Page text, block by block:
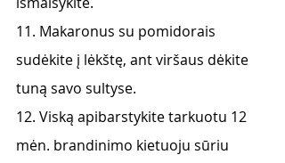
11. Makaronus su pomidorais
sudėkite į lėkštę, ant viršaus dėkite
tuną savo sultyse.
12. Viską apibarstykite tarkuotu 12
mėn. brandinimo kietuoju sūriu